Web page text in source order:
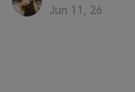
Jun 11, 26